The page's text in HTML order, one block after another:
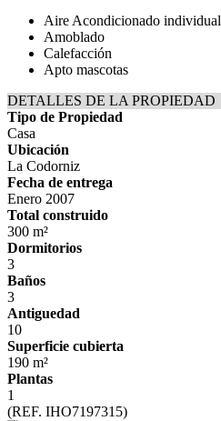
Aire Acondicionado individual
Amoblado
Calefacción
Apto mascotas
DETALLES DE LA PROPIEDAD
Tipo de Propiedad
Casa
Ubicación
La Codorniz
Fecha de entrega
Enero 2007
Total construido
300 m²
Dormitorios
3
Baños
3
Antiguedad
10
Superficie cubierta
190 m²
Plantas
1
(REF. IHO7197315)